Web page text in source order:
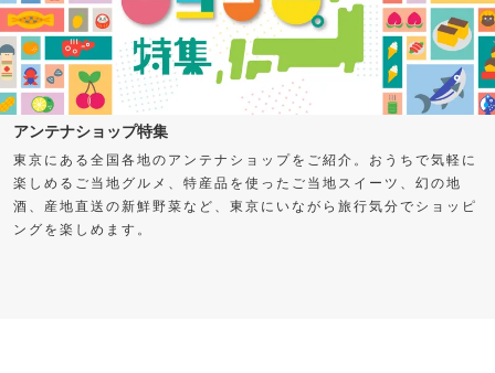
アンテナショップ特集
東京にある全国各地のアンテナショップをご紹介。おうちで気軽に
楽しめるご当地グルメ、特産品を使ったご当地スイーツ、幻の地
酒、産地直送の新鮮野菜など、東京にいながら旅行気分でショッピ
ングを楽しめます。